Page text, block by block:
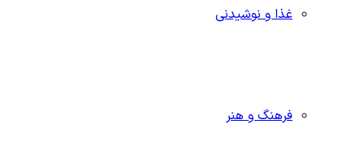
غذا و نوشیدنی
فرهنگ و هنر